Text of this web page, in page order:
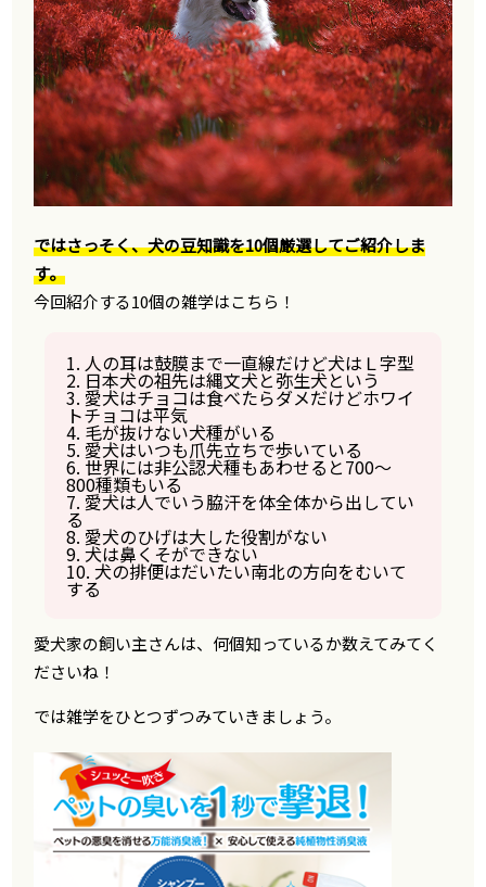
ではさっそく、犬の豆知識を10個厳選してご紹介しま
す。
今回紹介する10個の雑学はこちら！
1. 人の耳は鼓膜まで一直線だけど犬はＬ字型
2. 日本犬の祖先は縄文犬と弥生犬という
3. 愛犬はチョコは食べたらダメだけどホワイ
トチョコは平気
4. 毛が抜けない犬種がいる
5. 愛犬はいつも爪先立ちで歩いている
6. 世界には非公認犬種もあわせると700〜
800種類もいる
7. 愛犬は人でいう脇汗を体全体から出してい
る
8. 愛犬のひげは大した役割がない
9. 犬は鼻くそができない
10. 犬の排便はだいたい南北の方向をむいて
する
愛犬家の飼い主さんは、何個知っているか数えてみてく
ださいね！
では雑学をひとつずつみていきましょう。